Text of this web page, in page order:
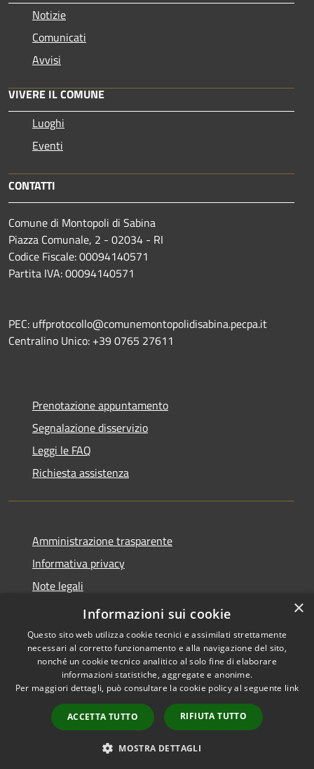
Notizie
Comunicati
Avvisi
VIVERE IL COMUNE
Luoghi
Eventi
CONTATTI
Comune di Montopoli di Sabina
Piazza Comunale, 2 - 02034 - RI
Codice Fiscale: 00094140571
Partita IVA: 00094140571
PEC: uffprotocollo@comunemontopolidisabina.pecpa.it
Centralino Unico: +39 0765 27611
Prenotazione appuntamento
Segnalazione disservizio
Leggi le FAQ
Richiesta assistenza
Amministrazione trasparente
Informativa privacy
Note legali
Dichiarazione di accessibilità
Accessibilità
Copyright © 2026 • Comune di
Montopoli di Sabina • Powered
byMunicipium
Accesso
redazione
×
Informazioni sui cookie
Questo sito web utilizza cookie tecnici e assimilati strettamente
necessari al corretto funzionamento e alla navigazione del sito,
nonché un cookie tecnico analitico al solo fine di elaborare
informazioni statistiche, aggregate e anonime.
Per maggiori dettagli, può consultare la cookie policy al seguente link
ACCETTA TUTTO RIFIUTA TUTTO
MOSTRA DETTAGLI